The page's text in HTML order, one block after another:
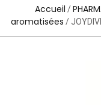
Accueil /
aromatisées /